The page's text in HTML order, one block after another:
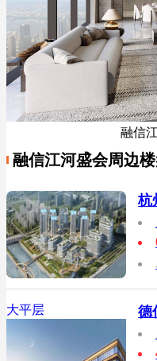
融信
融信江河盛会周边
杭
大平层 德